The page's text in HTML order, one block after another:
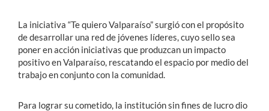
La iniciativa “Te quiero Valparaíso” surgió con el propósito
de desarrollar una red de jóvenes líderes, cuyo sello sea
poner en acción iniciativas que produzcan un impacto
positivo en Valparaíso, rescatando el espacio por medio del
trabajo en conjunto con la comunidad.
Para lograr su cometido, la institución sin fines de lucro dio